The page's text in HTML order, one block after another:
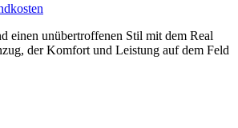
einen unübertroffenen Stil mit dem Real
der Komfort und Leistung auf dem Feld